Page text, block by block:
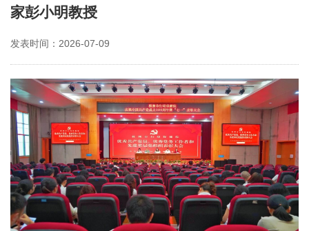
家彭小明教授
发表时间：2026-07-09